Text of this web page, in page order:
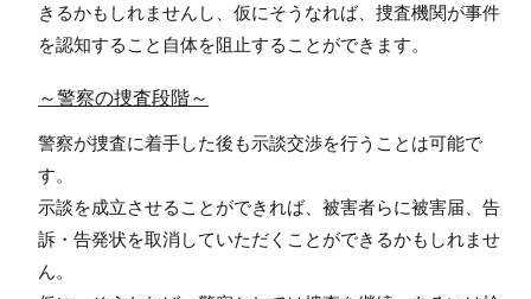
きるかもしれませんし、仮にそうなれば、捜査機関が事件
を認知すること自体を阻止することができます。
～警察の捜査段階～
警察が捜査に着手した後も示談交渉を行うことは可能で
す。
示談を成立させることができれば、被害者らに被害届、告
訴・告発状を取消していただくことができるかもしれませ
ん。